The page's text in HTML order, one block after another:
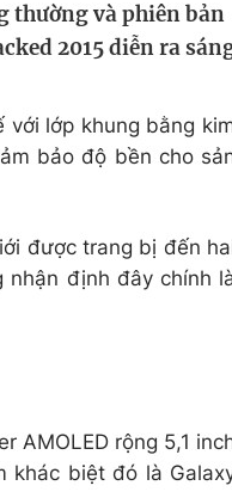
Sản phẩm
Tư vấn
thường và phiên bản
2015 diễn ra
với lớp khung bằng
bảo độ bền cho
được trang bị đến
nhận định đây chính
AMOLED rộng 5,1
khác biệt đó là